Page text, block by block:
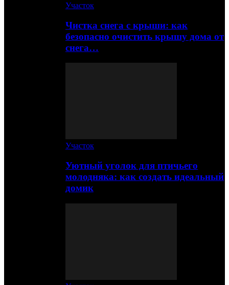
Участок
Чистка снега с крыши: как
безопасно очистить крышу дома от
снега…
Участок
Уютный уголок для птичьего
молодняка: как создать идеальный
домик